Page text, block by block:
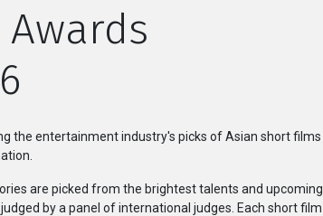
the entertainment industry's picks of Asian short films
are picked from the brightest talents and upcoming
by a panel of international judges. Each short film